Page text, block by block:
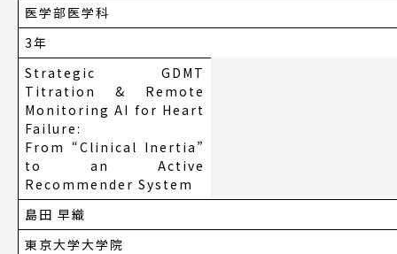
医学部医学科
3年
Strategic GDMT
Titration & Remote
Monitoring AI for Heart
Failure:
From “Clinical Inertia”
to an Active
Recommender System
島田 早織
東京大学大学院